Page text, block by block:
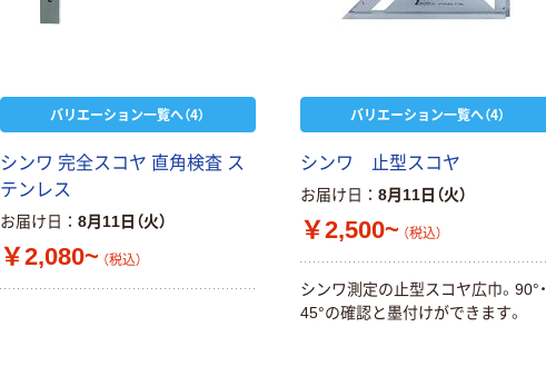
バリエーション一覧へ（4）
シンワ 完全スコヤ 直角検査 ス
テンレス
お届け日 8月11日（火）
￥2,080~ （税込）
バリエーション一覧へ（4）
シンワ 止型スコヤ
お届け日 8月11日（火）
￥2,500~ （税込）
シンワ測定の止型スコヤ広巾。90°・
45°の確認と墨付けができます。